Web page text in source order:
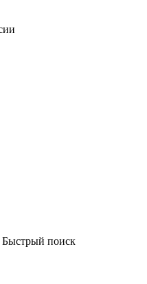
Быстрый поиск